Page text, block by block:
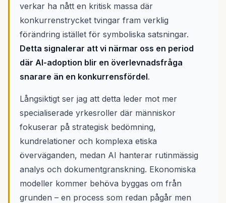
verkar ha nått en kritisk massa där
konkurrenstrycket tvingar fram verklig
förändring istället för symboliska satsningar.
Detta signalerar att vi närmar oss en period
där AI-adoption blir en överlevnadsfråga
snarare än en konkurrensfördel.
Långsiktigt ser jag att detta leder mot mer
specialiserade yrkesroller där människor
fokuserar på strategisk bedömning,
kundrelationer och komplexa etiska
överväganden, medan AI hanterar rutinmässig
analys och dokumentgranskning. Ekonomiska
modeller kommer behöva byggas om från
grunden – en process som redan pågår men